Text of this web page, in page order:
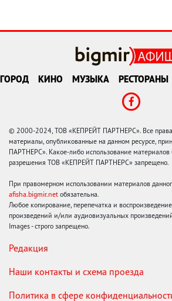
ГОРОД КИНО МУЗЫКА РЕСТОРАНЫ
© 2000-2024, ТОВ «КЕПРЕЙТ ПАРТНЕРС». Все
материалы, опубликованные на данном ресурсе,
ПАРТНЕРС». Какое-либо использование материалов
разрешения ТОВ «КЕПРЕЙТ ПАРТНЕРС» запрещено.
При правомерном использовании материалов
afisha.bigmir.net обязательна.
Любое копирование, перепечатка и
произведений и/или аудиовизуальных
Images - строго запрещено.
Редакция
Наши контакты и схема проезда
Политика в сфере